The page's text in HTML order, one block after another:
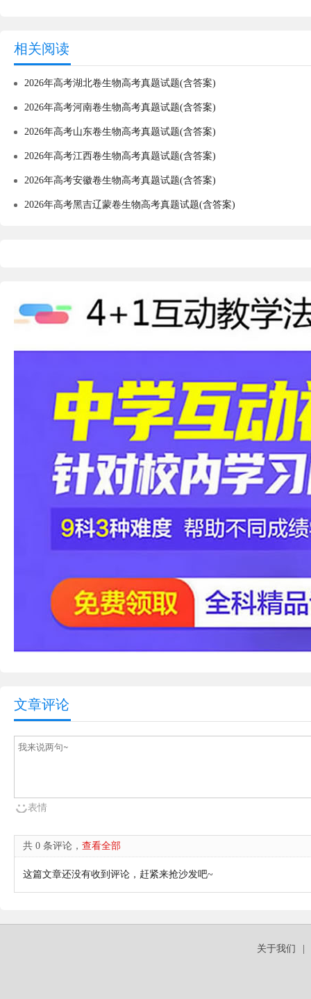
相关阅读
2026年高考湖北卷生物高考真题试题(含答案)
2026年高考河南卷生物高考真题试题(含答案)
2026年高考山东卷生物高考真题试题(含答案)
2026年高考江西卷生物高考真题试题(含答案)
2026年高考安徽卷生物高考真题试题(含答案)
2026年高考黑吉辽蒙卷生物高考真题试题(含答案)
文章评论
表情
共 0 条评论， 查看全部
这篇文章还没有收到评论，赶紧来抢沙发吧~
关于我们